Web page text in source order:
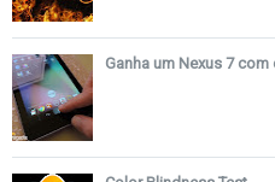
Ganha um Nexus 7